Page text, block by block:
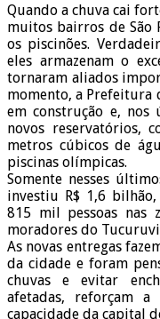
Quando a chuva cai
muitos bairros de São
os piscinões.
eles armazenam o
tornaram aliados
momento, a Prefeitura
em construção e, nos
novos reservatórios,
metros cúbicos de
piscinas olímpicas.
Somente nesses
investiu R$ 1,6
815 mil pessoas nas
moradores do
As novas entregas
da cidade e foram
chuvas e evitar
afetadas, reforçam
capacidade da capital